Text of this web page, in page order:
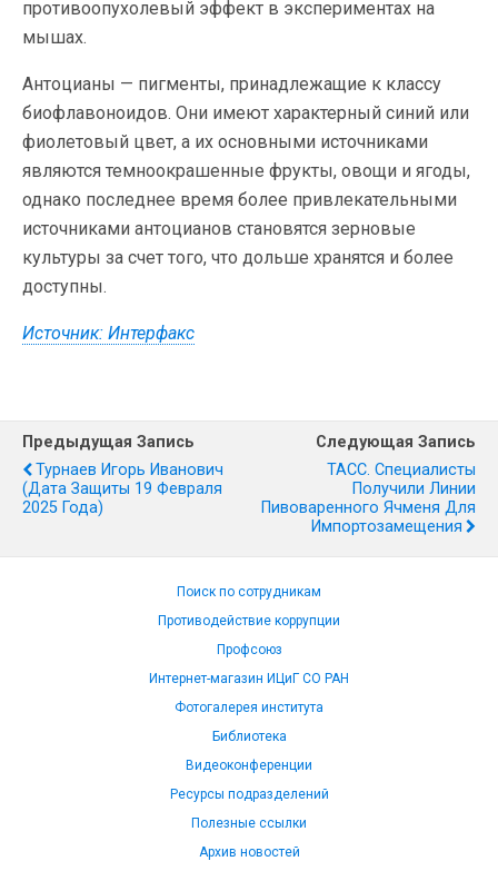
противоопухолевый эффект в экспериментах на
мышах.
Антоцианы — пигменты, принадлежащие к классу
биофлавоноидов. Они имеют характерный синий или
фиолетовый цвет, а их основными источниками
являются темноокрашенные фрукты, овощи и ягоды,
однако последнее время более привлекательными
источниками антоцианов становятся зерновые
культуры за счет того, что дольше хранятся и более
доступны.
Источник: Интерфакс
Предыдущая Запись
Турнаев Игорь Иванович
(дата Защиты 19 Февраля
2025 Года)
Следующая Запись
ТАСС. Специалисты
Получили Линии
Пивоваренного Ячменя Для
Импортозамещения
Поиск по сотрудникам
Противодействие коррупции
Профсоюз
Интернет-магазин ИЦиГ СО РАН
Фотогалерея института
Библиотека
Видеоконференции
Ресурсы подразделений
Полезные ссылки
Архив новостей